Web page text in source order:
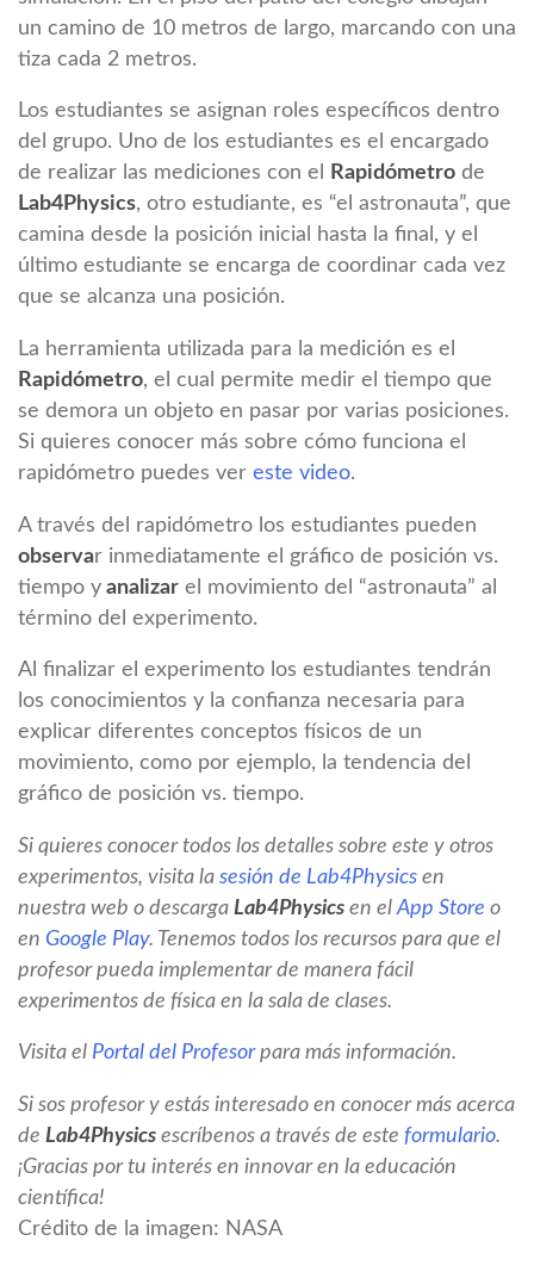
un camino de 10 metros de largo, marcando con una
tiza cada 2 metros.
Los estudiantes se asignan roles específicos dentro
del grupo. Uno de los estudiantes es el encargado
de realizar las mediciones con el
Rapidómetro de
Lab4Physics, otro estudiante, es “el astronauta”, que
camina desde la posición inicial hasta la final, y el
último estudiante se encarga de coordinar cada vez
que se alcanza una posición.
La herramienta utilizada para la medición es el
Rapidómetro, el cual permite medir el tiempo que
se demora un objeto en pasar por varias posiciones.
Si quieres conocer más sobre cómo funciona el
rapidómetro puedes ver este video.
A través del rapidómetro los estudiantes pueden
observar inmediatamente el gráfico de posición vs.
tiempo y analizar el movimiento del “astronauta” al
término del experimento.
Al finalizar el experimento los estudiantes tendrán
los conocimientos y la confianza necesaria para
explicar diferentes conceptos físicos de un
movimiento, como por ejemplo, la tendencia del
gráfico de posición vs. tiempo.
Si quieres conocer todos los detalles sobre este y otros
experimentos, visita la sesión de Lab4Physics en
nuestra web o descarga Lab4Physics en el App Store o
en Google Play. Tenemos todos los recursos para que el
profesor pueda implementar de manera fácil
experimentos de física en la sala de clases.
Visita el Portal del Profesorpara más información.
Si sos profesor y estás interesado en conocer más acerca
de Lab4Physics escríbenos a través de este formulario.
¡Gracias por tu interés en innovar en la educación
científica!
Crédito de la imagen: NASA